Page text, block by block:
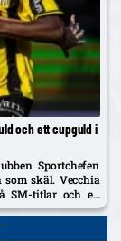
och ett cupguld i
Sportchefen
som skäl. Vecchia
SM-titlar och ett